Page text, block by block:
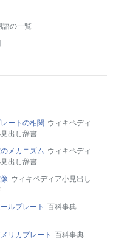
語の一覧
ートの相関 ウィキペディ
出し辞書
メカニズム ウィキペディ
出し辞書
ウィキペディア小見出し
ルプレート 百科事典
リカプレート 百科事典